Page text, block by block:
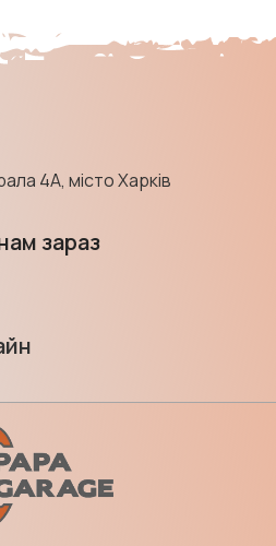
4А, місто Харків
зараз